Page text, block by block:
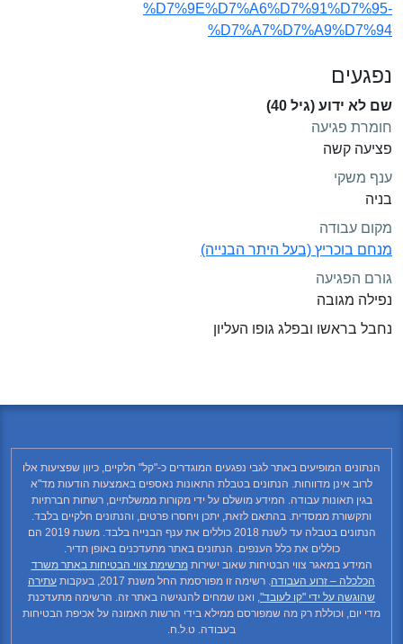
%D7%9E%D7%A6%D7%91%D7%95-
%D7%A7%D7%A9%D7%94
נפגעים
שם לא ידוע (גיל 40)
חומרת פגיעה
פציעה קשה
ענף משקי
בניה
מקום עבודה
מנחם בוכריץ (בעל היתר הבנייה)
גורם הפגיעה
נפילה מגובה
נחבל בראשו ובפלג גופו העליון
הנתונים המופיעים באתר לגבי נפגעים המוגדרים כ-"קל" חלקיים, כיוון שפציעות אלו
לרוב אינן מדווחות. הנתונים בטבלת התאונות נאספים באמצעות הודעות מד"א
בגין תאונות עבודה. המידע מושלם על ידי מקורות ממשלתיים, רשתות חברתיות
ותקשורת ממסדית. בהתאם לזאת, יתכן ויחסרו פרטים, והנתונים חלקיים בלבד.
הנתונים בטבלה עד לשנת 2018 כוללים את ענף הבנייה בלבד. משנת 2019 הם
כוללים את כלל הענפים. הנתונים באתר מתעדכנים באופן תדיר.
המידע במאגר צווי הבטיחות שאוב ישירותמרשימת צווי הבטיחות באתר משרד
הכלכלה – זרוע העבודה. רשימה זו מפורסמת החל משנת 2017, בעקבות
עתירה
שהוגשה על ידי "קו לעובד", ואנו שמחים להנגישה באתר זה. הרשימה מתעדכנת
מדי יום, וכוללת רק מה שמפורסם ממילא בידי הרשות האמונה על אכיפת הבטיחות
בעבודה. ט.ל.ח.